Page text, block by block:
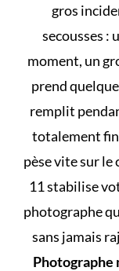
gros
secousses :
moment, un
prend
remplit
totalement
pèse vite sur le
11 stabilise
photographe
sans jamais
Photographe